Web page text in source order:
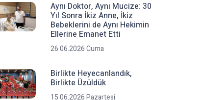
Aynı Doktor, Aynı Mucize: 30
Yıl Sonra İkiz Anne, İkiz
Bebeklerini de Aynı Hekimin
Ellerine Emanet Etti
26.06.2026 Cuma
Birlikte Heyecanlandık,
Birlikte Üzüldük
15.06.2026 Pazartesi